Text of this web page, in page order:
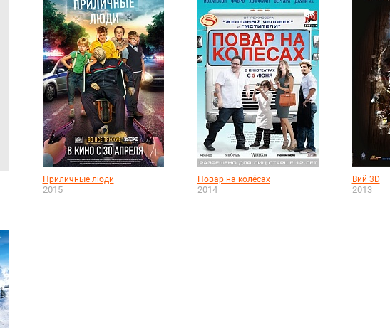
Приличные люди
2015
Повар на колёсах
2014
Вий 3D
2013